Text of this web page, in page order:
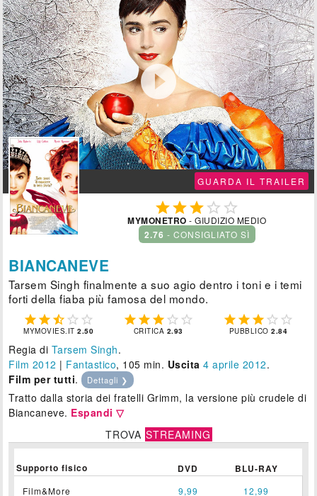

GUARDA IL TRAILER
  
MYMONETRO - GIUDIZIO MEDIO
2.76 - CONSIGLIATO SÌ
BIANCANEVE
Tarsem Singh finalmente a suo agio dentro i toni e i temi
forti della fiaba più famosa del mondo.
    
MYMOVIES.IT2.50
    
CRITICA 2.93
    
PUBBLICO2.84
Regia di Tarsem Singh.
Film 2012 | Fantastico, 105 min. Uscita 4 aprile 2012.
Film per tutti. Dettagli ❯
Tratto dalla storia dei fratelli Grimm, la versione più crudele di
Biancaneve. Espandi ▽
TROVA STREAMING
Supporto fisico DVD BLU-RAY
Film&More 9,99 12,99